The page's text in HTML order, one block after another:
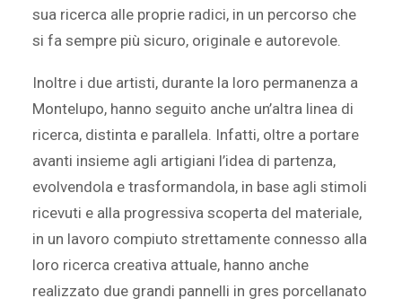
sua ricerca alle proprie radici, in un percorso che
si fa sempre più sicuro, originale e autorevole.
Inoltre i due artisti, durante la loro permanenza a
Montelupo, hanno seguito anche un’altra linea di
ricerca, distinta e parallela. Infatti, oltre a portare
avanti insieme agli artigiani l’idea di partenza,
evolvendola e trasformandola, in base agli stimoli
ricevuti e alla progressiva scoperta del materiale,
in un lavoro compiuto strettamente connesso alla
loro ricerca creativa attuale, hanno anche
realizzato due grandi pannelli in gres porcellanato